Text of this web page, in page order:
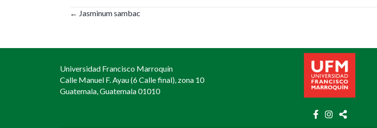
Posts
← Jasminum sambac
Universidad Francisco Marroquín
Calle Manuel F. Ayau (6 Calle final), zona 10
Guatemala, Guatemala 01010